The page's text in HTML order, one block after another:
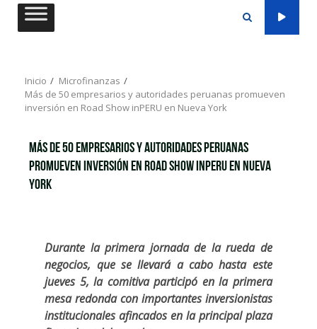
Saltar
Inicio
Microfinanzas
Más de 50 empresarios y autoridades peruanas promueven
inversión en Road Show inPERU en Nueva York
Más de 50 empresarios y autoridades peruanas
promueven inversión en Road Show inPERU en Nueva
York
Durante la primera jornada de la rueda de
negocios, que se llevará a cabo hasta este
jueves 5, la comitiva participó en la primera
mesa redonda con importantes inversionistas
institucionales afincados en la principal plaza